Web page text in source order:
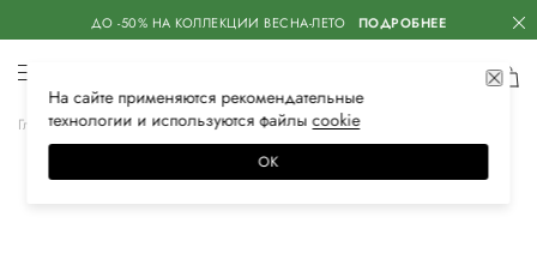
ДО -50% НА КОЛЛЕКЦИИ ВЕСНА-ЛЕТО ПОДРОБНЕЕ
Главная Женская Обувь Кеды
На сайте применяются рекомендательные
технологии и используются файлысооkiе
ОК